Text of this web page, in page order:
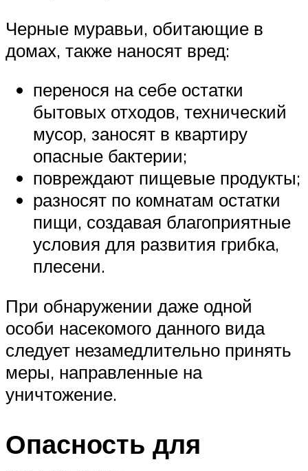
Черные муравьи, обитающие в
домах, также наносят вред:
перенося на себе остатки
бытовых отходов, технический
мусор, заносят в квартиру
опасные бактерии;
повреждают пищевые продукты;
разносят по комнатам остатки
пищи, создавая благоприятные
условия для развития грибка,
плесени.
При обнаружении даже одной
особи насекомого данного вида
следует незамедлительно принять
меры, направленные на
уничтожение.
Опасность для